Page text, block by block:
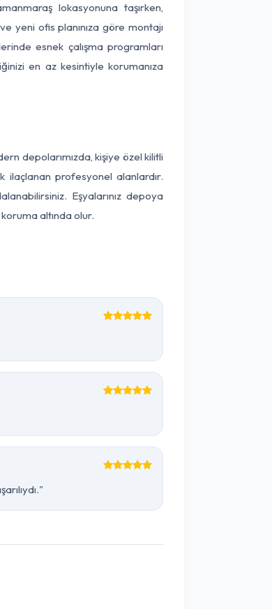
lokasyonuna taşırken,
yeni ofis planınıza göre montajı
esnek çalışma programları
en az kesintiyle korumanıza
depolarımızda, kişiye özel kilitli
profesyonel alanlardır.
Eşyalarınız depoya
altında olur.